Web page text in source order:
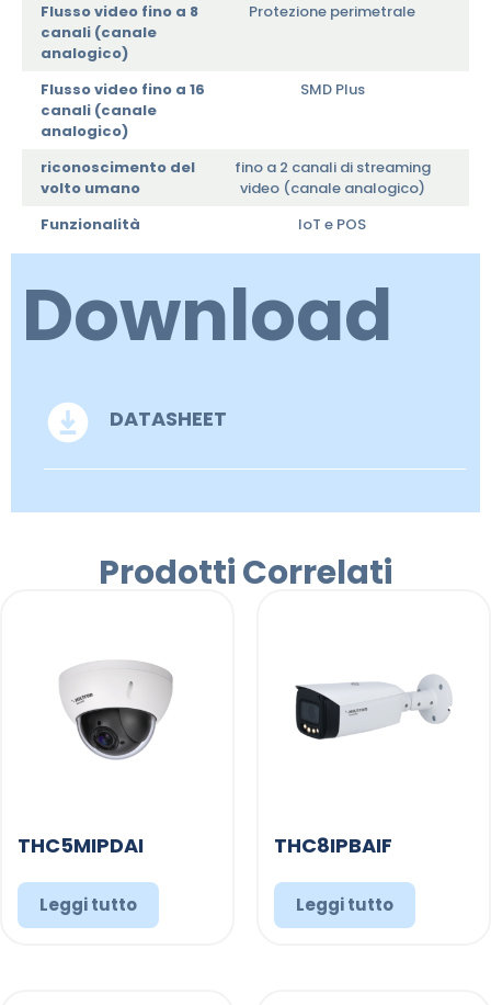
Flusso video fino a 8
canali (canale
analogico)
Protezione perimetrale
Flusso video fino a 16
canali (canale
analogico)
SMD Plus
riconoscimento del
volto umano
fino a 2 canali di streaming
video (canale analogico)
Funzionalità
IoT e POS
Download
DATASHEET
Prodotti Correlati
THC5MIPDAI
Leggi tutto
THC8IPBAIF
Leggi tutto